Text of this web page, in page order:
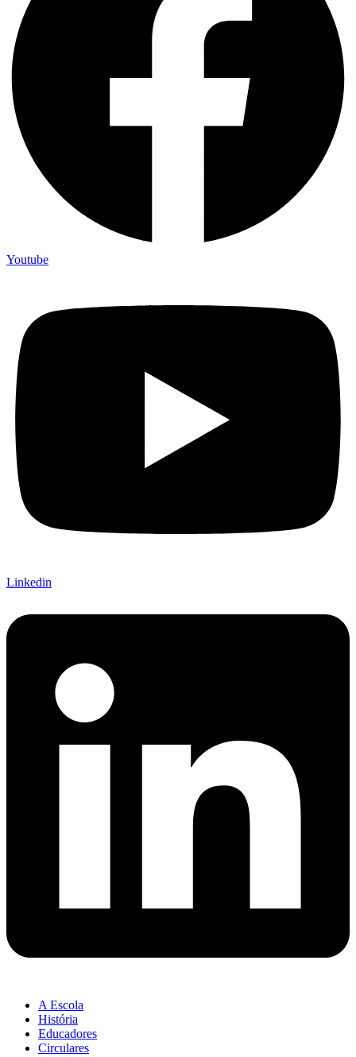
Youtube
Linkedin
A Escola
História
Educadores
Circulares